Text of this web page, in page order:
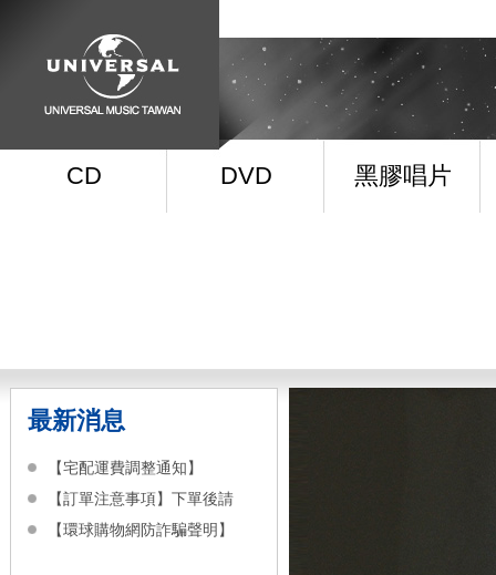
CD DVD 黑膠唱片
最新消息
【宅配運費調整通知】
【訂單注意事項】下單後請
【環球購物網防詐騙聲明】